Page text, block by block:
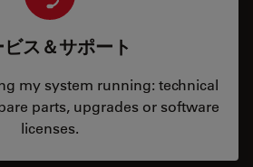
ビス＆サポート
my system running: technical
parts, upgrades or software
licenses.